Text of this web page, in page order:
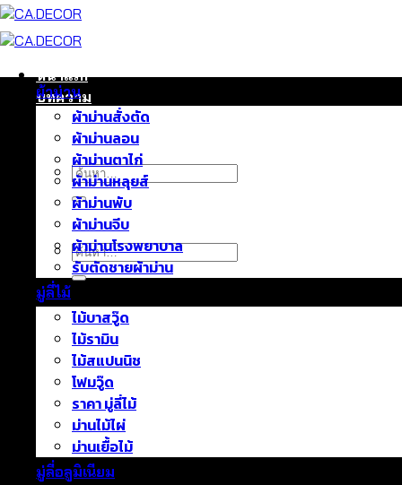
ข้าม
ยัง
หน้าแรก
บทความ
ติดต่อเรา
เกี่ยวกับเรา
ค้นหา:
ค้นหา:
ผ้าม่าน
ผ้าม่านสั่งตัด
ผ้าม่านลอน
ผ้าม่านตาไก่
ผ้าม่านหลุยส์
ผ้าม่านพับ
ผ้าม่านจีบ
ผ้าม่านโรงพยาบาล
รับตัดชายผ้าม่าน
มู่ลี่ไม้
ไม้บาสวู๊ด
ไม้รามิน
ไม้สแปนนิช
โฟมวู๊ด
ราคา มู่ลี่ไม้
ม่านไม้ไผ่
ม่านเยื้อไม้
มู่ลี่อลูมิเนียม